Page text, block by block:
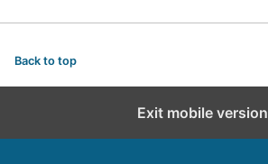
Back to top
Exit mobile version